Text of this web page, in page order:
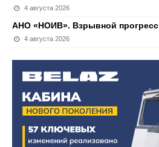
4 августа 2026
АНО «НОИВ». Взрывной прогресс
4 августа 2026